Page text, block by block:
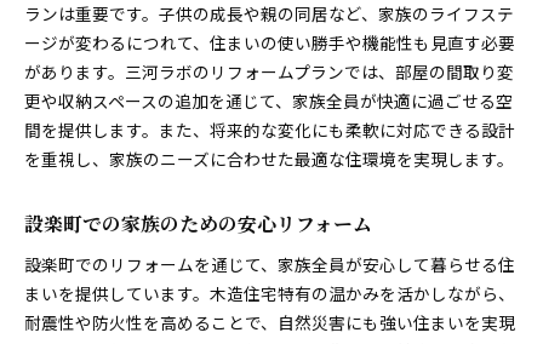
ランは重要です。子供の成長や親の同居など、家族のライフステ
ージが変わるにつれて、住まいの使い勝手や機能性も見直す必要
があります。三河ラボのリフォームプランでは、部屋の間取り変
更や収納スペースの追加を通じて、家族全員が快適に過ごせる空
間を提供します。また、将来的な変化にも柔軟に対応できる設計
を重視し、家族のニーズに合わせた最適な住環境を実現します。
設楽町での家族のための安心リフォーム
設楽町でのリフォームを通じて、家族全員が安心して暮らせる住
まいを提供しています。木造住宅特有の温かみを活かしながら、
耐震性や防火性を高めることで、自然災害にも強い住まいを実現